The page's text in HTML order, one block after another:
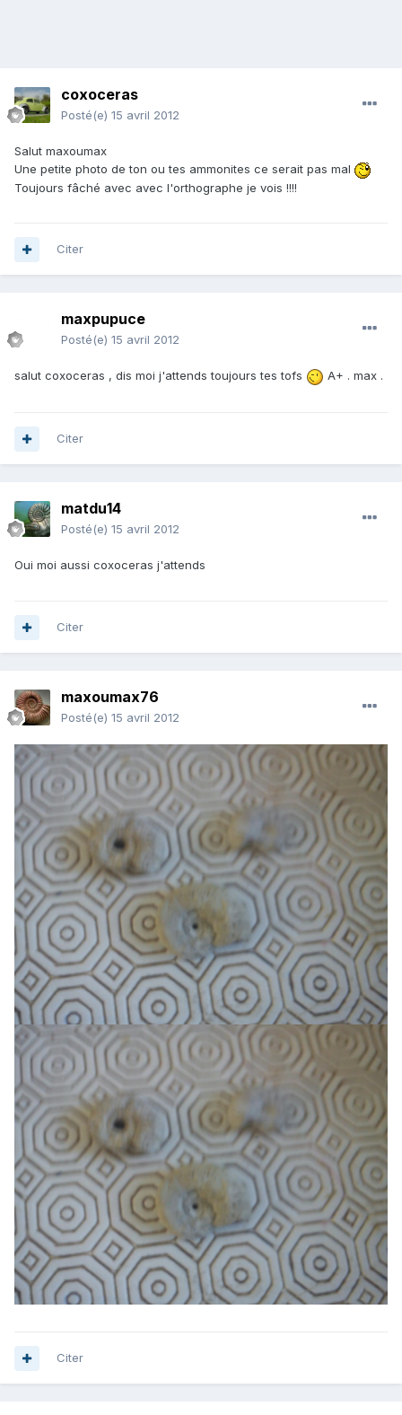
coxoceras
Posté(e) 15 avril 2012
Salut maxoumax
Une petite photo de ton ou tes ammonites ce serait pas mal
Toujours fâché avec avec l'orthographe je vois !!!!
Citer
maxpupuce
Posté(e) 15 avril 2012
salut coxoceras , dis moi j'attends toujours tes tofs A+ . max .
Citer
matdu14
Posté(e) 15 avril 2012
Oui moi aussi coxoceras j'attends
Citer
maxoumax76
Posté(e) 15 avril 2012
Citer